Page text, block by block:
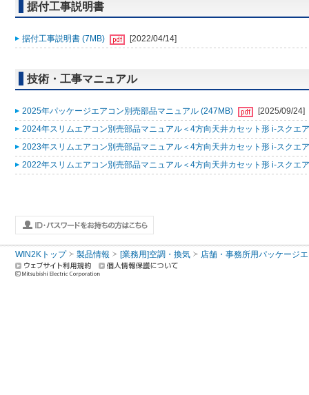
据付工事説明書
据付工事説明書 (7MB) [2022/04/14]
技術・工事マニュアル
2025年パッケージエアコン別売部品マニュアル (247MB)
[2025/09/24]
2024年スリムエアコン別売部品マニュアル＜4方向天井カセット形 i-スクエ
2023年スリムエアコン別売部品マニュアル＜4方向天井カセット形 i-スクエ
2022年スリムエアコン別売部品マニュアル＜4方向天井カセット形 i-スクエ
WIN2Kトップ 製品情報 [業務用]空調・換気 店舗・事務所用パッケージ